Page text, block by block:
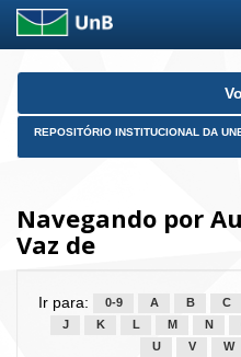
Skip
REPOSITÓRIO INSTITUCIONAL DA
Navegando por
Vaz de
Ir para: 0-9 A B C
J
K L M N
U
V W